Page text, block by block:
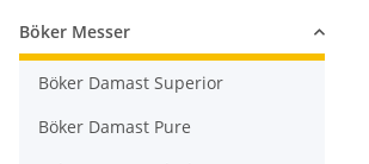
Böker Messer
Böker Damast Superior
Böker Damast Pure